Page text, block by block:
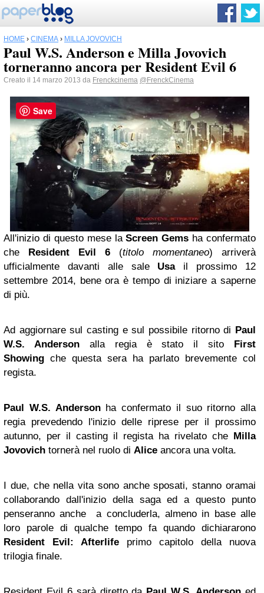
HOME › CINEMA › MILLA JOVOVICH
Paul W.S. Anderson e Milla Jovovich
torneranno ancora per Resident Evil 6
Creato il 14 marzo 2013 da Frenckcinema @FrenckCinema
All'inizio di questo mese laScreen Gems ha confermato
che Resident Evil 6 (titolo momentaneo) arriverà
ufficialmente davanti alle sale Usa il prossimo 12
settembre 2014, bene ora è tempo di iniziare a saperne
di più.
Ad aggiornare sul casting e sul possibile ritorno di Paul
W.S. Andersonalla regia è stato il sito First
Showing che questa sera ha parlato brevemente col
regista.
Paul W.S. Andersonha confermato il suo ritorno alla
regia prevedendo l'inizio delle riprese per il prossimo
autunno, per il casting il regista ha rivelato che Milla
Jovovich tornerà nel ruolo di Alice ancora una volta.
I due, che nella vita sono anche sposati, stanno oramai
collaborando dall'inizio della saga ed a questo punto
penseranno anche a concluderla, almeno in base alle
loro parole di qualche tempo fa quando dichiararono
Resident Evil: Afterlife primo capitolo della nuova
trilogia finale.
Save